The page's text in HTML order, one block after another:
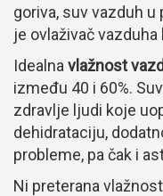
goriva, suv vazduh
je ovlaživač
Idealna vlažnost
između 40 i 60%.
zdravlje ljudi koje
dehidrataciju,
probleme, pa čak i
Ni preterana